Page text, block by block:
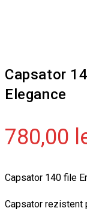
Capsator
Elegance
780,00
Capsator 140 file
Capsator rezistent